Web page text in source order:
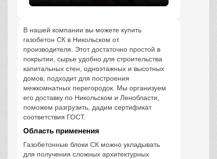
В нашей компании вы можете купить
газобетон СК в Никольском от
производителя. Этот достаточно простой в
покрытии, сырье удобно для строительства
капитальных стен, одноэтажных и высотных
домов, подходит для построения
межкомнатных перегородок. Мы организуем
его доставку по Никольском и Ленобласти,
поможем разгрузить, дадим сертификат
соответствия ГОСТ.
Область применения
Газобетонные блоки СК можно укладывать
для получения сложных архитектурных